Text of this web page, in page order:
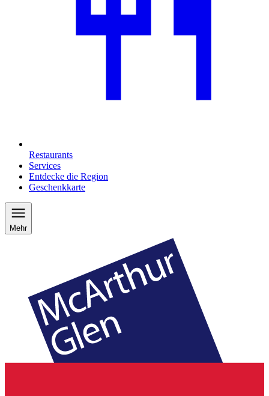
Restaurants
Services
Entdecke die Region
Geschenkkarte
Mehr